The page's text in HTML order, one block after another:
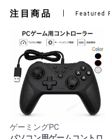
注目商品 Featured
ゲーミングPC